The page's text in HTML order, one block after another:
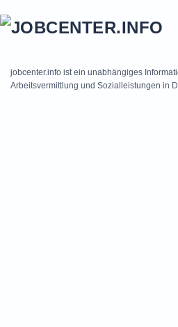
jobcenter.info ist ein unabhängiges
Arbeitsvermittlung und Sozialleistungen in